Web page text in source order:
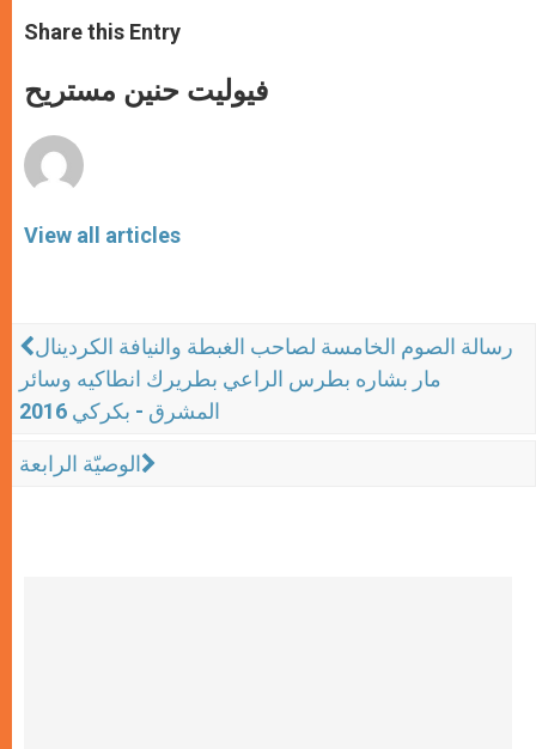
t
s
p
p
s
e
e
e
b
o
k
r
Share this Entry
فيوليت حنين مستريح
View all articles
رسالة الصوم الخامسة لصاحب الغبطة والنيافة الكردينال
مار بشاره بطرس الراعي بطريرك انطاكيه وسائر
المشرق - بكركي 2016
الوصيّة الرابعة